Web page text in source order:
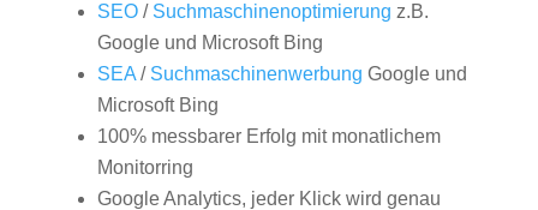
SEO/ Suchmaschinenoptimierung z.B.
Google und Microsoft Bing
SEA/ Suchmaschinenwerbung Google und
Microsoft Bing
100% messbarer Erfolg mit monatlichem
Monitorring
Google Analytics, jeder Klick wird genau